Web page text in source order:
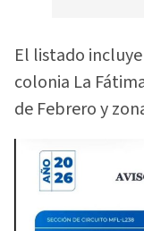
El listado
colonia La
de Febrero y